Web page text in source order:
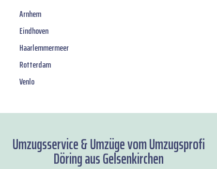
Arnhem
Eindhoven
Haarlemmermeer
Rotterdam
Venlo
Umzugsservice & Umzüge vom Umzugsprofi
Döring aus Gelsenkirchen